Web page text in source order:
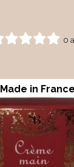
0
Made in France